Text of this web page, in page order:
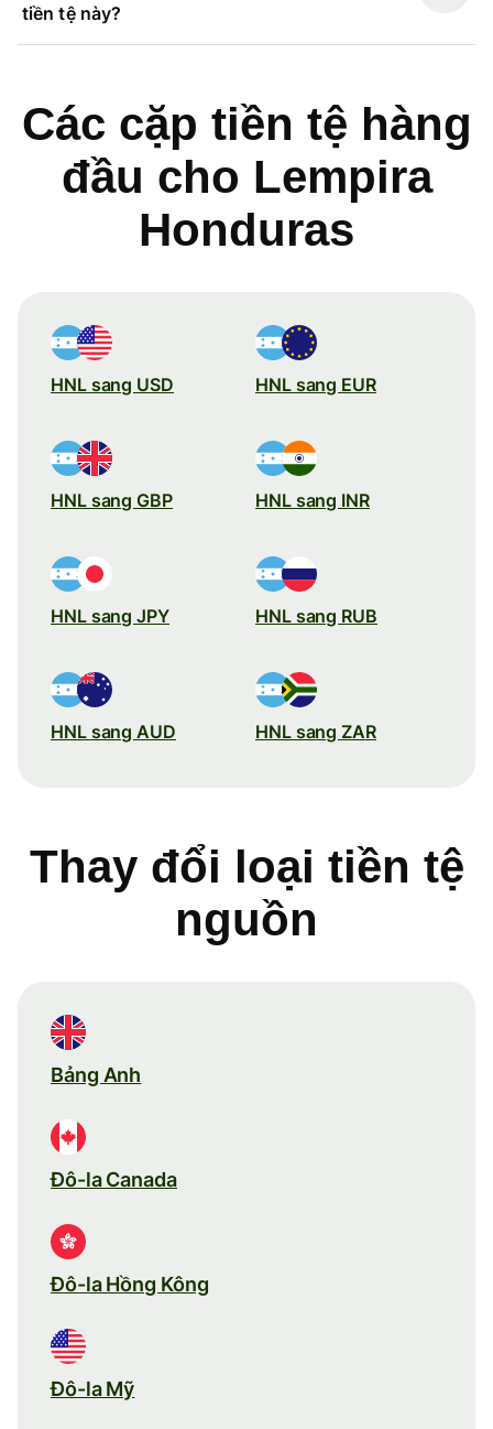
tiền tệ này?
Các cặp tiền tệ hàng
đầu cho Lempira
Honduras
HNL sang USD HNL sang EUR
HNL sang GBP HNL sang INR
HNL sang JPY HNL sang RUB
HNL sang AUD HNL sang ZAR
Thay đổi loại tiền tệ
nguồn
Bảng Anh
Đô-la Canada
Đô-la Hồng Kông
Đô-la Mỹ